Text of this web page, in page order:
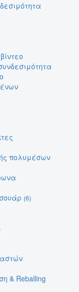
πολυμέσων
(6)
& Reballing